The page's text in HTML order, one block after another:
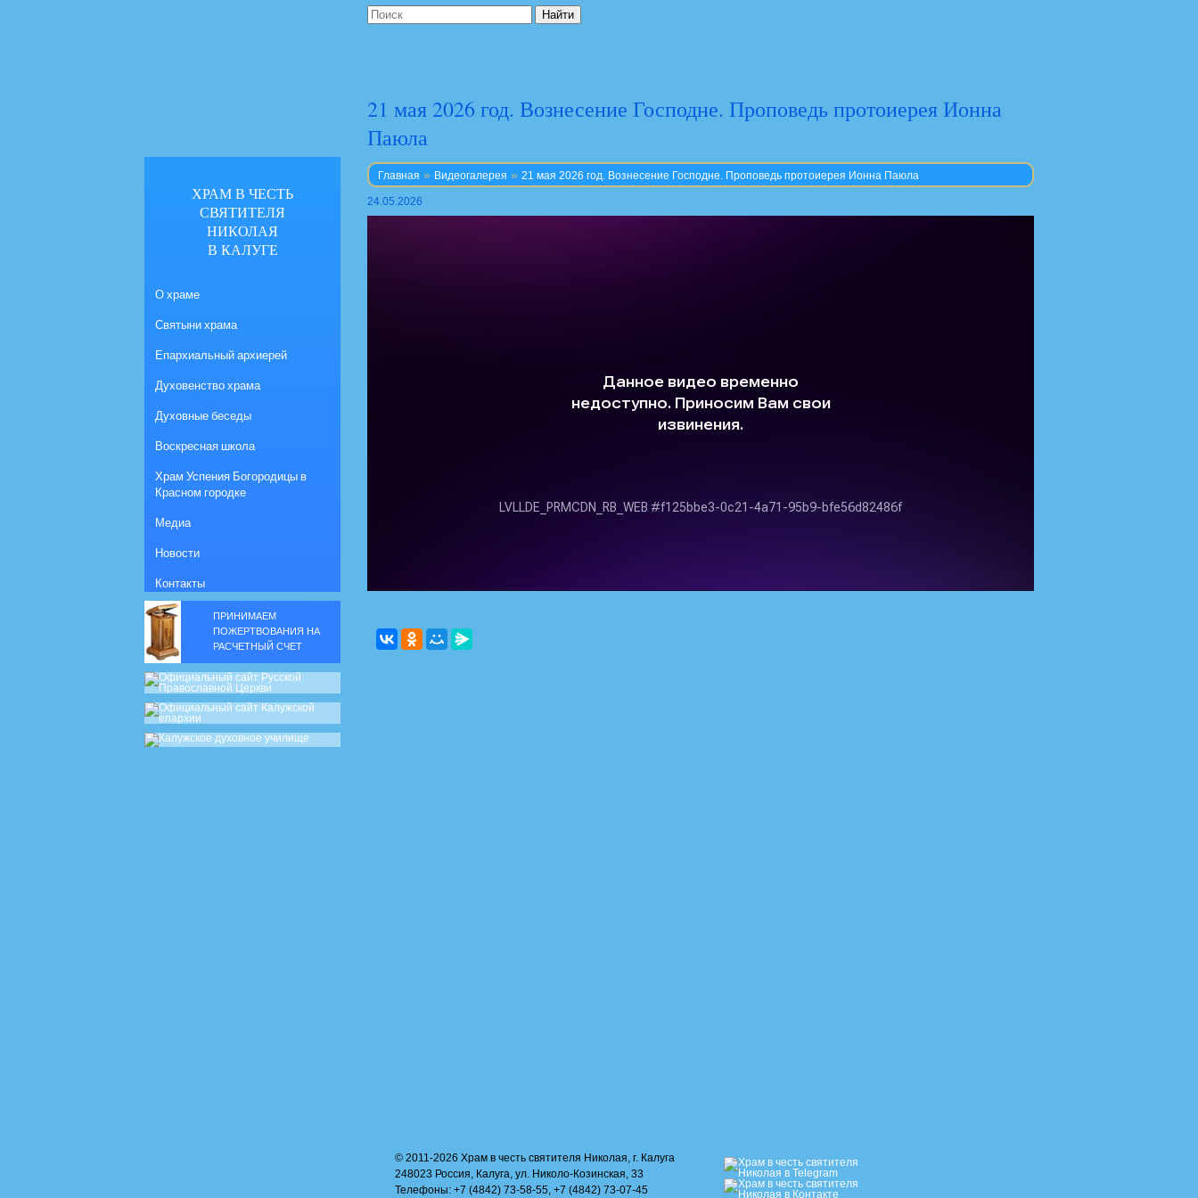
21 мая 2026 год. Вознесение Господне. Проповедь протоиерея Ионна
Паюла
Главная » Видеогалерея » 21 мая 2026 год. Вознесение Господне. Проповедь протоиерея Ионна Паюла
24.05.2026
ХРАМ В ЧЕСТЬ
СВЯТИТЕЛЯ
НИКОЛАЯ
В КАЛУГЕ
О храме
Святыни храма
Епархиальный архиерей
Духовенство храма
Духовные беседы
Воскресная школа
Храм Успения Богородицы в
Красном городке
Медиа
Новости
Контакты
ПРИНИМАЕМ
ПОЖЕРТВОВАНИЯ НА
РАСЧЕТНЫЙ СЧЕТ
© 2011-2026 Храм в честь святителя Николая, г. Калуга
248023 Россия, Калуга, ул. Николо-Козинская, 33
Телефоны: +7 (4842) 73-58-55, +7 (4842) 73-07-45